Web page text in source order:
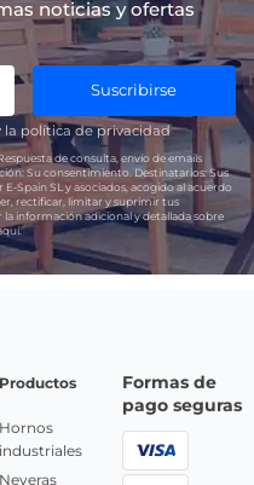
noticias y ofertas
Suscribirse
lapolítica de privacidad
de consulta, envío de emails
Su consentimiento. Destinatarios:Sus
Spain SL y asociados, acogido al acuerdo
rectificar, limitar y suprimir tus
información adicional y detallada sobre
Productos
Hornos
industriales
Neveras
Formas de
pago seguras